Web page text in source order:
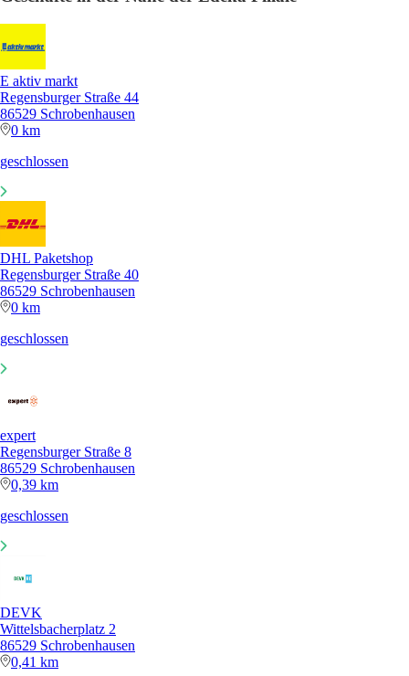
E aktiv markt
Regensburger Straße 44
86529 Schrobenhausen
0 km
geschlossen
DHL Paketshop
Regensburger Straße 40
86529 Schrobenhausen
0 km
geschlossen
expert
Regensburger Straße 8
86529 Schrobenhausen
0,39 km
geschlossen
DEVK
Wittelsbacherplatz 2
86529 Schrobenhausen
0,41 km